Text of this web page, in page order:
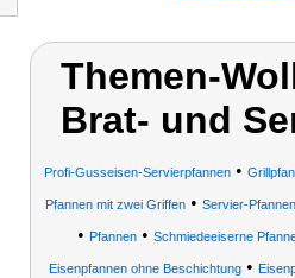
Themen-
Brat- und
Profi-Gusseisen-Servierpfannen•
Pfannen mit zwei Griffen• Servier-Pfannen
• Pfannen • Schmiedeeiserne
Eisenpfannen ohne Beschichtung•